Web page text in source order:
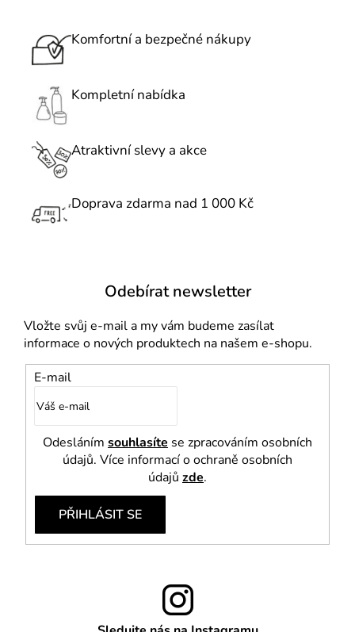
á
c
r
y
i
s
u
Komfortní a bezpečné nákupy
Kompletní nabídka
Atraktivní slevy a akce
Doprava zdarma nad 1 000 Kč
Odebírat newsletter
Vložte svůj e-mail a my vám budeme zasílat
informace o nových produktech na našem e-shopu.
E-mail
Odesláním souhlasíte se zpracováním osobních
údajů. Více informací o ochraně osobních
údajů zde.
PŘIHLÁSIT SE